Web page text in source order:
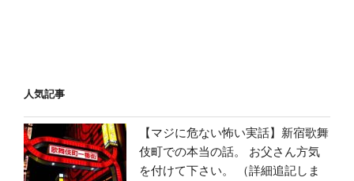
人気記事
【マジに危ない怖い実話】新宿歌舞
伎町での本当の話。 お父さん方気
を付けて下さい。 （詳細追記しま